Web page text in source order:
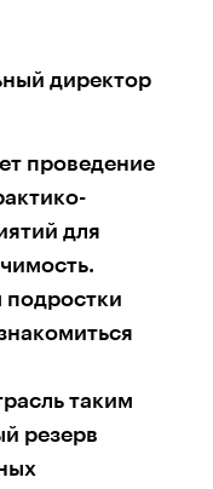
директор
проведение
для
подростки
таким
резерв